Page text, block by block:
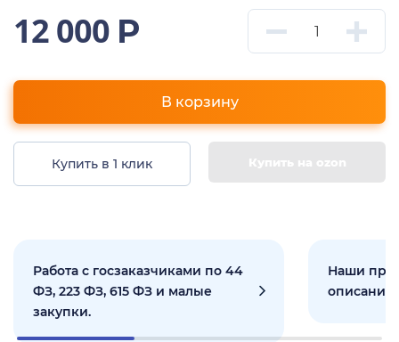
12 000 Р
В корзину
Купить в 1 клик Купить на ozon
Работа с госзаказчиками по 44
ФЗ, 223 ФЗ, 615 ФЗ и малые
закупки.
Наши